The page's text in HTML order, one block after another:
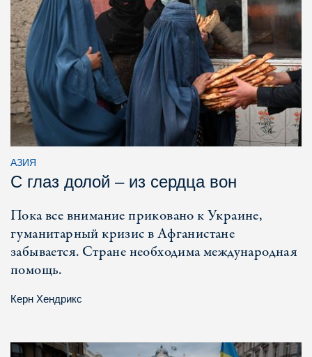
АЗИЯ
С глаз долой – из сердца вон
Пока все внимание приковано к Украине,
гуманитарный кризис в Афганистане
забывается. Стране необходима международная
помощь.
Керн Хендрикс